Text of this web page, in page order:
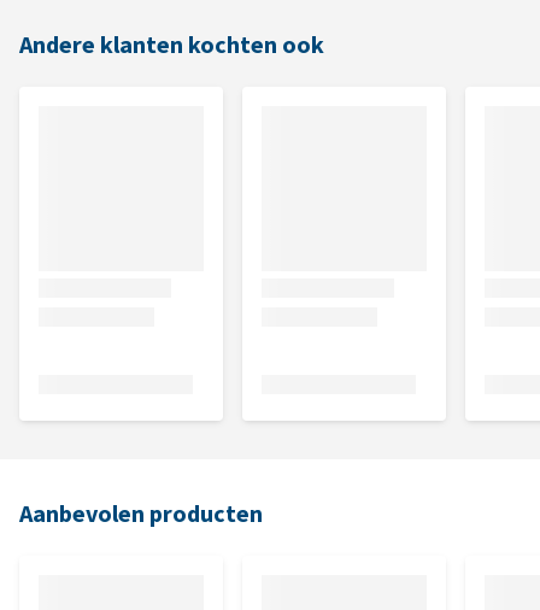
Andere klanten kochten ook
Aanbevolen producten